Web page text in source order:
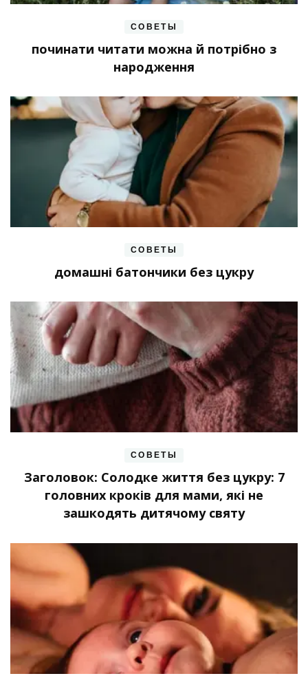
СОВЕТЫ
починати читати можна й потрібно з
народження
СОВЕТЫ
домашні батончики без цукру
СОВЕТЫ
Заголовок: Солодке життя без цукру: 7
головних кроків для мами, які не
зашкодять дитячому святу